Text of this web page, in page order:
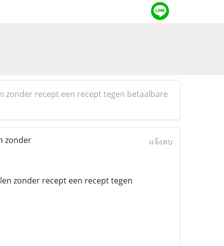
zonder recept een recept tegen betaalbare
zonder
แจ้งลบ
zonder recept een recept tegen